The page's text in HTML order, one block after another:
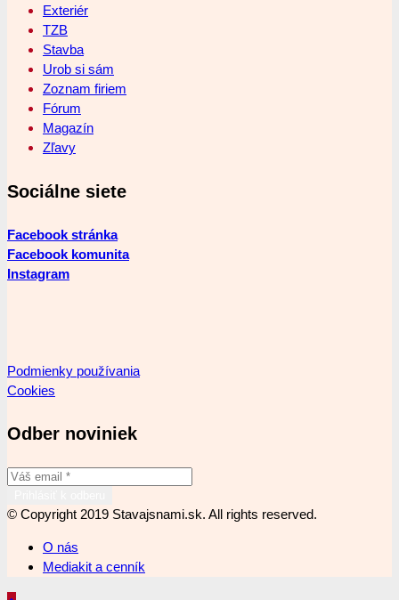
Exteriér
TZB
Stavba
Urob si sám
Zoznam firiem
Fórum
Magazín
Zľavy
Sociálne siete
Facebook stránka
Facebook komunita
Instagram
Podmienky používania
Cookies
Odber noviniek
© Copyright 2019 Stavajsnami.sk. All rights reserved.
O nás
Mediakit a cenník